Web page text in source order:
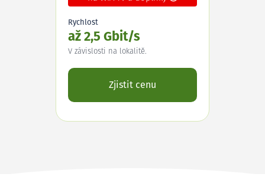
Rychlost
až 2,5 Gbit/s
V závislosti na lokalitě.
Zjistit cenu